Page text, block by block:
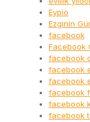
Eypio
Ezginin
facebook
Facebook
facebook
facebook
facebook
facebook
facebook
facebook